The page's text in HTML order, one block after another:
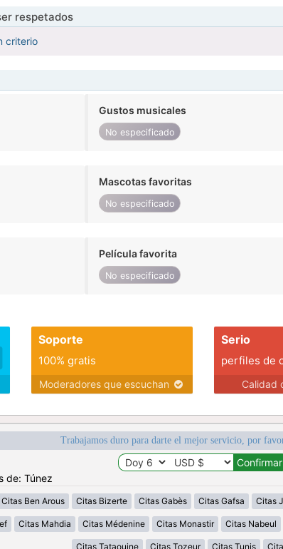
respetados
criterio
Gustos musicales
No especificado
Mascotas favoritas
No especificado
Película favorita
No especificado
Soporte
100% gratis
Moderadores que escuchan
Serio
perfiles de
Calidad
Trabajamos duro para darte el mejor servicio, por
de: Túnez
Citas Ben Arous Citas Bizerte Citas Gabès Citas Gafsa Citas
Citas Mahdia Citas Médenine Citas Monastir Citas Nabeul
Citas Tataouine Citas Tozeur Citas Tunis